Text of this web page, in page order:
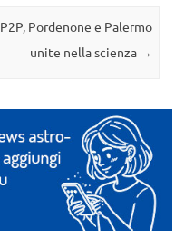
P2P, Pordenone e Palermo
unite nella scienza →